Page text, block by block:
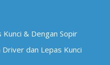
& Dengan Sopir
dan Lepas Kunci